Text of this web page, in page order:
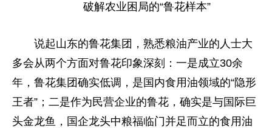
破解农业困局的“鲁花样本”
说起山东的鲁花集团，熟悉粮油产业的人士大
多会从两个方面对鲁花印象深刻：一是成立30余
年，鲁花集团确实低调，是国内食用油领域的“隐形
王者”；二是作为民营企业的鲁花，确实是与国际巨
头金龙鱼，国企龙头中粮福临门并足而立的食用油